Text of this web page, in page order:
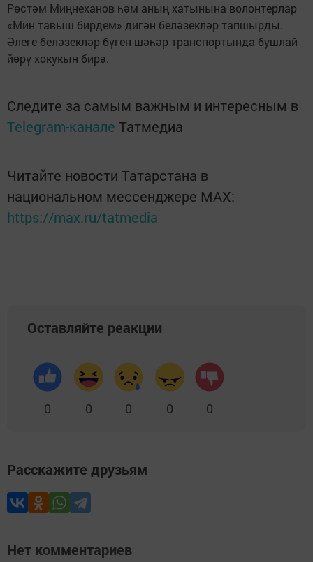
Рөстәм Миңнеханов һәм аның хатынына волонтерлар
«Мин тавыш бирдем» дигән беләзекләр тапшырды.
Әлеге беләзекләр бүген шәһәр транспортында бушлай
йөрү хокукын бирә.
Следите за самым важным и интересным в
Telegram-канале Татмедиа
Читайте новости Татарстана в
национальном мессенджере MАХ:
https://max.ru/tatmedia
Оставляйте реакции
0 0 0 0 0
Расскажите друзьям
Нет комментариев